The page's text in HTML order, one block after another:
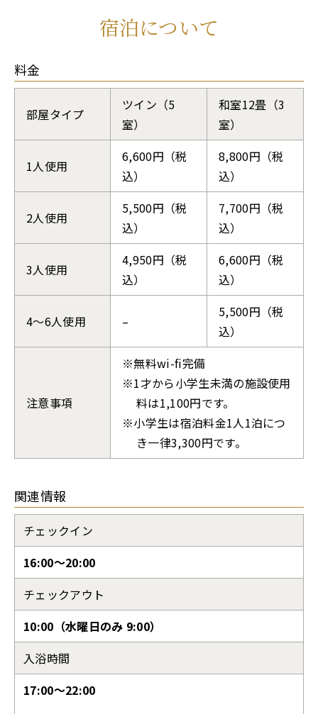
宿泊について
料金
部屋タイプ
ツイン（5
室）
和室12畳（3
室）
1人使用
6,600円（税
込）
8,800円（税
込）
2人使用
5,500円（税
込）
7,700円（税
込）
3人使用
4,950円（税
込）
6,600円（税
込）
4〜6人使用 –
5,500円（税
込）
注意事項
無料wi-fi完備
1才から小学生未満の施設使用
料は1,100円です。
小学生は宿泊料金1人1泊につ
き一律3,300円です。
関連情報
チェックイン
16:00〜20:00
チェックアウト
10:00（水曜日のみ 9:00）
入浴時間
17:00〜22:00